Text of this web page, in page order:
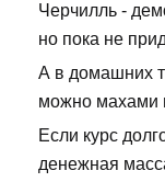
Черчилль -
но пока не
А в домашних
можно махами
Если курс
денежная